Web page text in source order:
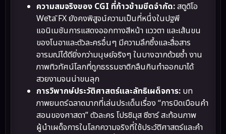
ความสมจริงของ CGI ที่ก้าวข้ามขีดจำกัด:สตูดิโอ
Wētā FX ยังคงพิสูจน์ความเป็นที่หนึ่งในปฐพี
แอนิเมชันการแสดงออกทางสีหน้า แววตา และเส้นขน
ของโนอาและตัวละครอื่นๆ มีความลึกซึ้งและสื่อสาร
อารมณ์ได้ดียิ่งกว่ามนุษย์จริงๆ ในบางฉากด้วยซ้ำ งาน
ภาพทิวทัศน์โลกที่ถูกธรรมชาติกลืนกินทำออกมาได้
สวยงามจนน่าขนลุก
การวิพากษ์ประวัติศาสตร์และลัทธิเผด็จการ: บท
ภาพยนตร์ฉลาดมากที่เล่นประเด็นเรื่อง “การบิดเบือนคำ
สอนของศาสดา” ตัวละคร โปรซิมุส ซีซาร์ สะท้อนภาพ
ผู้นำเผด็จการในโลกความจริงที่ใช้ประวัติศาสตร์และคำ